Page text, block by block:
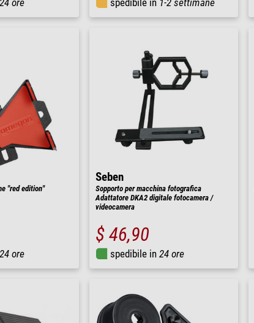
"red edition"
24 ore
Seben
Sopporto per macchina fotografica
Adattatore DKA2 digitale fotocamera /
videocamera
$ 46,90
spedibile in 24 ore